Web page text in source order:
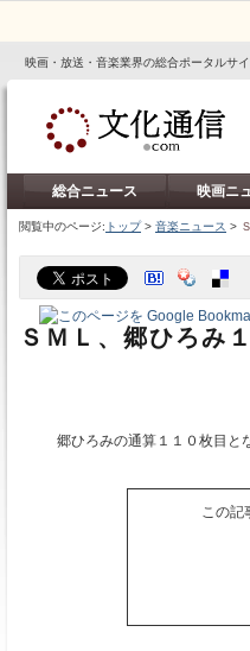
映画・放送・音楽業界の総合ポータルサイ
総合ニュース 映画ニ
閲覧中のページ: トップ> 音楽ニュース >
ＳＭＬ、郷ひろみ
郷ひろみの通算１１０枚目と
この記